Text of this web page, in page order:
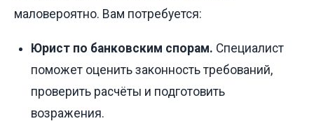
маловероятно. Вам потребуется:
Юрист по банковским спорам. Специалист
поможет оценить законность требований,
проверить расчёты и подготовить
возражения.